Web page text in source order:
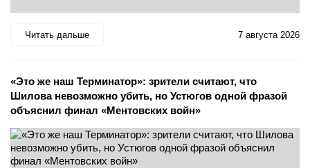
Читать дальше 7 августа 2026
«Это же наш Терминатор»: зрители считают, что
Шилова невозможно убить, но Устюгов одной фразой
объяснил финал «Ментовских войн»